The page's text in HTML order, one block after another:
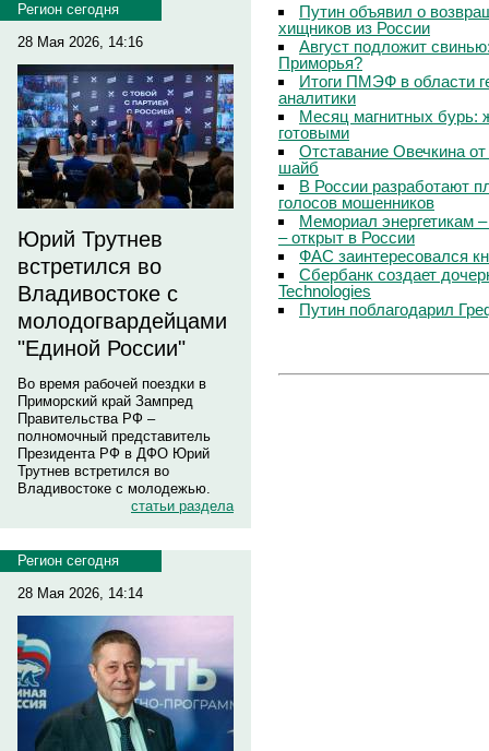
Регион сегодня
28 Мая 2026, 14:16
Юрий Трутнев
встретился во
Владивостоке с
молодогвардейцами
"Единой России"
Во время рабочей поездки в
Приморский край Зампред
Правительства РФ –
полномочный представитель
Президента РФ в ДФО Юрий
Трутнев встретился во
Владивостоке с молодежью.
статьи раздела
Регион сегодня
28 Мая 2026, 14:14
Путин объявил о
хищников из России
Август подложит
Приморья?
Итоги ПМЭФ в области
аналитики
Месяц магнитных бурь:
готовыми
Отставание Овечкина
шайб
В России разработают
голосов мошенников
Мемориал энергетикам
– открыт в России
ФАС заинтересовался
Сбербанк создает
Technologies
Путин поблагодарил